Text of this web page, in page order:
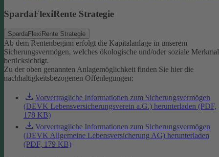
SpardaFlexiRente Strategie
SpardaFlexiRente Strategie
Ab dem Rentenbeginn erfolgt die Kapitalanlage in unserem
Sicherungsvermögen, welches ökologische und/oder soziale
berücksichtigt.
Zu der oben genannten Anlagemöglichkeit finden Sie hier die
nachhaltigkeitsbezogenen Offenlegungen:
Vorvertragliche Informationen zum Sicherungsvermögen
(DEVK Lebensversicherungsverein a.G.) herunterladen (PDF,
178 KB)
Vorvertragliche Informationen zum Sicherungsvermögen
(DEVK Allgemeine Lebensversicherung AG) herunterladen
(PDF, 179 KB)